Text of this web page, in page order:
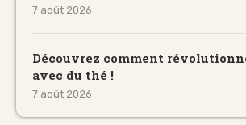
7 août 2026
Découvrez comment
avec du thé !
7 août 2026